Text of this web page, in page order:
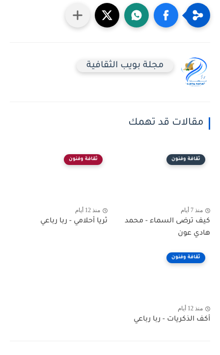
مجلة بويب الثقافية
مقالات قد تهمك
ثقافة وفنون
منذ 7 أيام
كيف ترضى السماء - محمد
هادي عون
ثقافة وفنون
منذ 12 أيام
ثريا أحلامي - ربا رباعي
ثقافة وفنون
منذ 12 أيام
أكف الذكريات - ربا رباعي